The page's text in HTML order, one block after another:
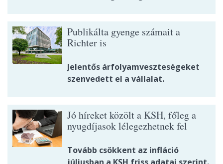
Publikálta gyenge számait a
Richter is
Jelentős árfolyamveszteségeket
szenvedett el a vállalat.
Jó híreket közölt a KSH, főleg a
nyugdíjasok lélegezhetnek fel
Tovább csökkent az infláció